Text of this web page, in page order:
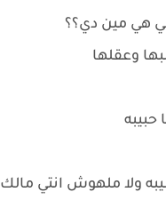
هي مين دي؟؟
وعقلها
ولا ملهوش انتي مالك